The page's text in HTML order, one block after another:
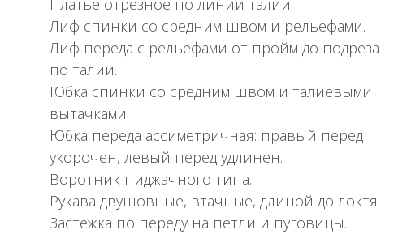
Платье отрезное по линии талии.
Лиф спинки со средним швом и рельефами.
Лиф переда с рельефами от пройм до подреза
по талии.
Юбка спинки со средним швом и талиевыми
вытачками.
Юбка переда ассиметричная: правый перед
укорочен, левый перед удлинен.
Воротник пиджачного типа.
Рукава двушовные, втачные, длиной до локтя.
Застежка по переду на петли и пуговицы.